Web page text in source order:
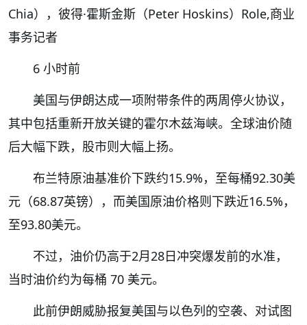
Chia），彼得·霍斯金斯（Peter Hoskins）Role,商业
事务记者
6 小时前
美国与伊朗达成一项附带条件的两周停火协议，
其中包括重新开放关键的霍尔木兹海峡。全球油价随
后大幅下跌，股市则大幅上扬。
布兰特原油基准价下跌约15.9%，至每桶92.30美
元（68.87英镑），而美国原油价格则下跌近16.5%，
至93.80美元。
不过，油价仍高于2月28日冲突爆发前的水准，
当时油价约为每桶 70 美元。
此前伊朗威胁报复美国与以色列的空袭、对试图